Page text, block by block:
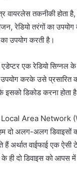
वायरलेस तकनीकी होता
रेडियो तरंगों का
का उपयोग करती है।
एक रेडियो सिग्नल
उपयोग करके उसे प्रसारित
इसको डिकोड करना होता
Area Network
दो अलग-अलग डिवाइसों
वाईफाई एक ऐसी
के ही दो डिवाइस को